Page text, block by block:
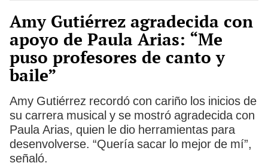
Amy Gutiérrez agradecida con
apoyo de Paula Arias: “Me
puso profesores de canto y
baile”
Amy Gutiérrez recordó con cariño los inicios de
su carrera musical y se mostró agradecida con
Paula Arias, quien le dio herramientas para
desenvolverse. “Quería sacar lo mejor de mí”,
señaló.